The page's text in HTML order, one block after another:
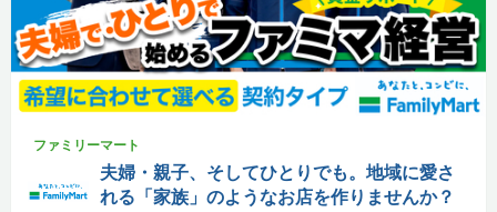
ファミリーマート
夫婦・親子、そしてひとりでも。地域に愛さ
れる「家族」のようなお店を作りませんか？